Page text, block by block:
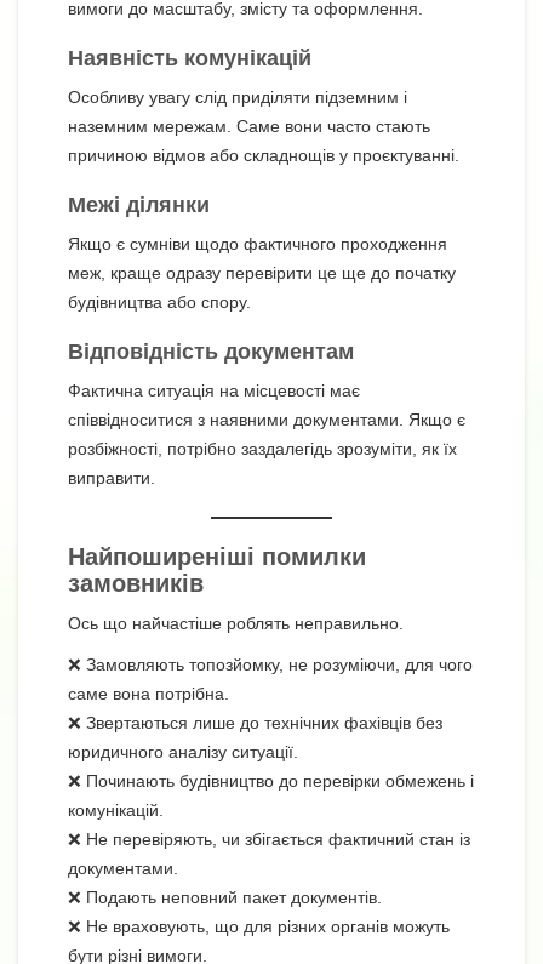
вимоги до масштабу, змісту та оформлення.
Наявність комунікацій
Особливу увагу слід приділяти підземним і
наземним мережам. Саме вони часто стають
причиною відмов або складнощів у проєктуванні.
Межі ділянки
Якщо є сумніви щодо фактичного проходження
меж, краще одразу перевірити це ще до початку
будівництва або спору.
Відповідність документам
Фактична ситуація на місцевості має
співвідноситися з наявними документами. Якщо є
розбіжності, потрібно заздалегідь зрозуміти, як їх
виправити.
Найпоширеніші помилки
замовників
Ось що найчастіше роблять неправильно.
❌ Замовляють топозйомку, не розуміючи, для чого
саме вона потрібна.
❌ Звертаються лише до технічних фахівців без
юридичного аналізу ситуації.
❌ Починають будівництво до перевірки обмежень і
комунікацій.
❌ Не перевіряють, чи збігається фактичний стан із
документами.
❌ Подають неповний пакет документів.
❌ Не враховують, що для різних органів можуть
бути різні вимоги.